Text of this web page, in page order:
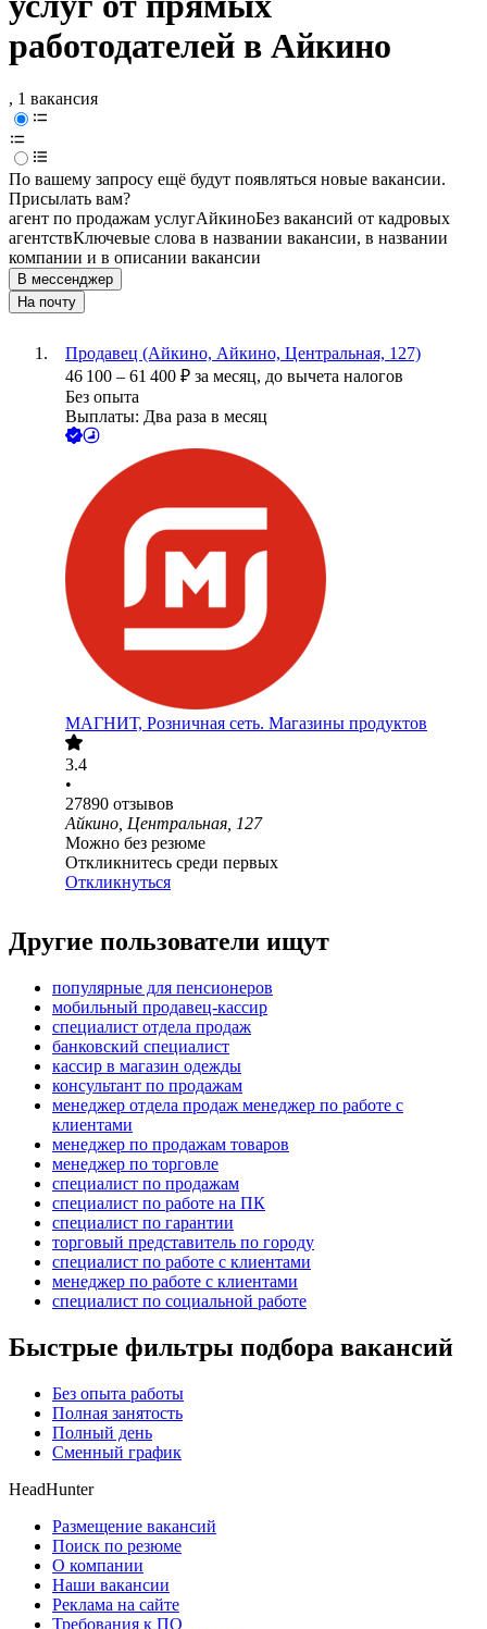
работодателей в Айкино
, 1 вакансия
По вашему запросу ещё будут появляться новые вакансии.
Присылать вам?
агент по продажам услугАйкиноБез вакансий от кадровых
агентствКлючевые слова в названии вакансии, в названии
компании и в описании вакансии
В мессенджер
На почту
Продавец (Айкино, Айкино, Центральная, 127)
46 100 – 61 400 ₽ за месяц, до вычета налогов
Без опыта
Выплаты: Два раза в месяц
МАГНИТ, Розничная сеть. Магазины продуктов
3.4
•
27890 отзывов
Айкино, Центральная, 127
Можно без резюме
Откликнитесь среди первых
Откликнуться
Другие пользователи ищут
популярные для пенсионеров
мобильный продавец-кассир
специалист отдела продаж
банковский специалист
кассир в магазин одежды
консультант по продажам
менеджер отдела продаж менеджер по работе с
клиентами
менеджер по продажам товаров
менеджер по торговле
специалист по продажам
специалист по работе на ПК
специалист по гарантии
торговый представитель по городу
специалист по работе с клиентами
менеджер по работе с клиентами
специалист по социальной работе
Быстрые фильтры подбора вакансий
Без опыта работы
Полная занятость
Полный день
Сменный график
HeadHunter
Размещение вакансий
Поиск по резюме
О компании
Наши вакансии
Реклама на сайте
Требования к ПО